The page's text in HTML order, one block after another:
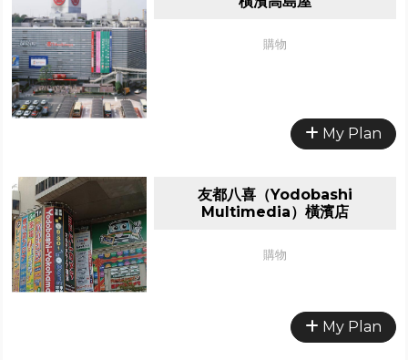
購物
My Plan
友都八喜（Yodobashi
Multimedia）橫濱店
購物
My Plan